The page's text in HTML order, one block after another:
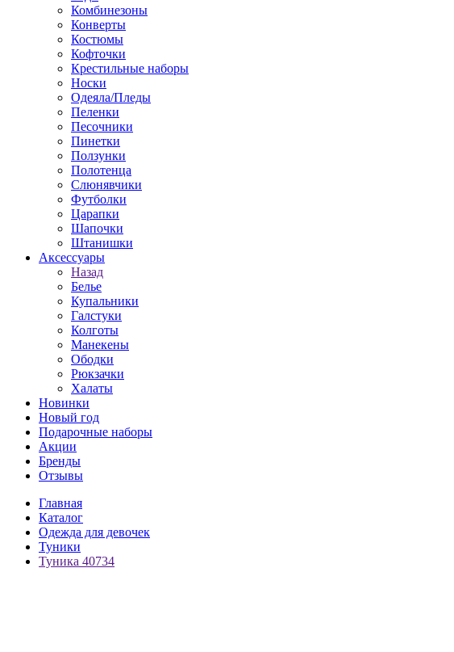
Комбинезоны
Конверты
Костюмы
Кофточки
Крестильные наборы
Носки
Одеяла/Пледы
Пеленки
Песочники
Пинетки
Ползунки
Полотенца
Слюнявчики
Футболки
Царапки
Шапочки
Штанишки
Аксессуары
Назад
Белье
Купальники
Галстуки
Колготы
Манекены
Ободки
Рюкзачки
Халаты
Новинки
Новый год
Подарочные наборы
Акции
Бренды
Отзывы
Главная
Каталог
Одежда для девочек
Туники
Туника 40734